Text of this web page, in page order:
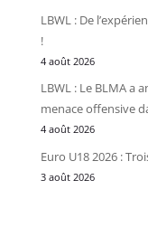
LBWL : De
!
4 août 2026
LBWL : Le BLMA a
menace offensive
4 août 2026
Euro U18 2026 :
3 août 2026